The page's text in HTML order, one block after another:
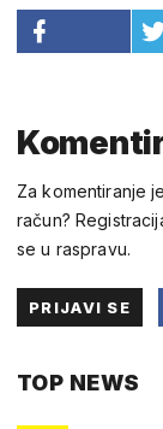
Za komentiranje
račun?
se u raspravu.
PRIJAVI SE
TOP NEWS